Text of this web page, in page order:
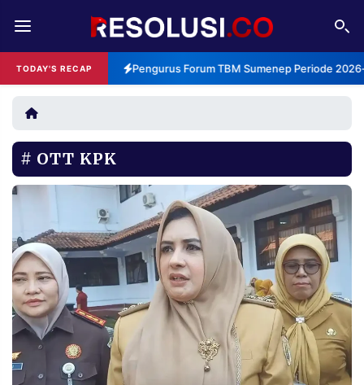
TODAY'S RECAP Pengurus Forum TBM Sumenep Periode
REDAKSI TENTANG
RESOLUSI IKLAN
RUBRIKASI
EDITORIAL AKSARA
PERSONA
DAERAH NASIONAL
MANCA SPORT
INFORMASI
PRIVACY
POLICY
BERITA
WARGA
OTT KPK